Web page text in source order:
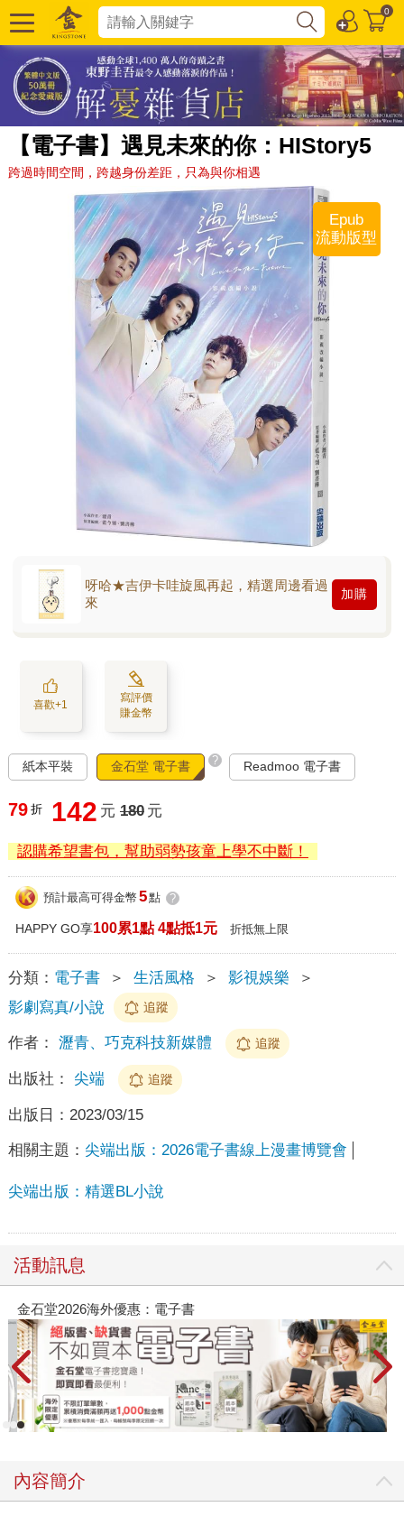
0
【電子書】遇見未來的你：HIStory5
跨過時間空間，跨越身份差距，只為與你相遇
Epub
流動版型
呀哈★吉伊卡哇旋風再起，精選周邊看過
來
加購
喜歡+1
寫評價
賺金幣
紙本平裝 金石堂 電子書 ? Readmoo 電子書
79 折 142 元 180 元
認購希望書包，幫助弱勢孩童上學不中斷！
預計最高可得金幣 5點 ?
HAPPY GO享100累1點 4點抵1元 折抵無上限
分類： 電子書 ＞ 生活風格 ＞ 影視娛樂
＞
影劇寫真/小說
追蹤
作者： 瀝青、巧克科技新媒體 追蹤
出版社： 尖端 追蹤
出版日： 2023/03/15
相關主題： 尖端出版：2026電子書線上漫畫博覽會
尖端出版：精選BL小說
活動訊息
金石堂2026海外優惠：電子書
內容簡介